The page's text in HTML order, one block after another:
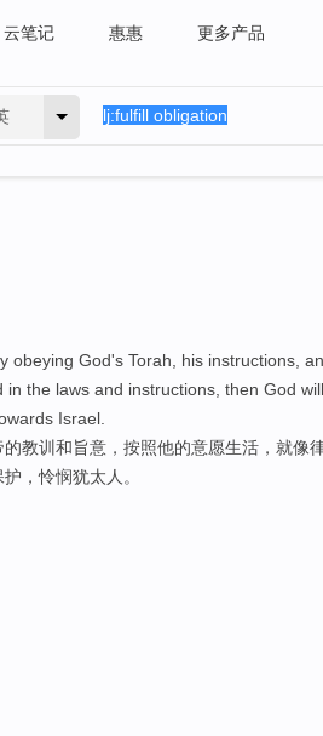
云笔记 惠惠 更多产品
obeying God's Torah, his instructions,
the laws and instructions, then God
Israel.
教训和旨意，按照他的意愿生活，就像
，怜悯犹太人。